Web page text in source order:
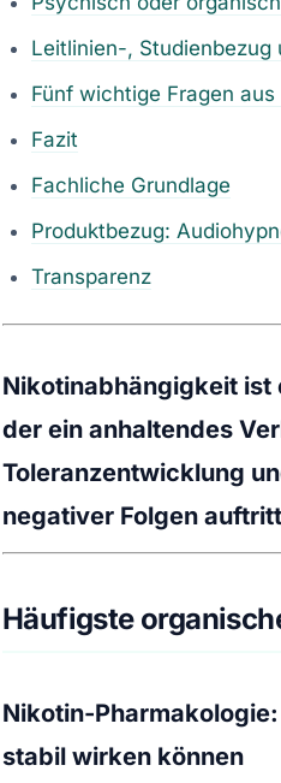
Leitlinien-, Studienbezug
Fünf wichtige Fragen
Fazit
Fachliche Grundlage
Produktbezug:
Transparenz
Nikotinabhängigkeit ist
der ein anhaltendes
Toleranzentwicklung
negativer Folgen
Häufigste
Nikotin-
stabil wirken können